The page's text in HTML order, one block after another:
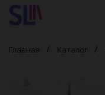
Главная Каталог